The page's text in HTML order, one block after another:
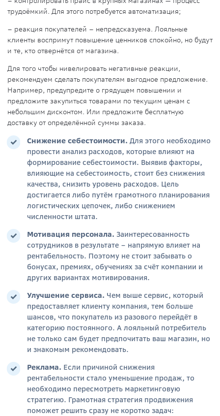
трудоёмкий. Для этого потребуется автоматизация;
– реакция покупателей – непредсказуема. Лояльные
клиенты воспримут повышение ценников спокойно, но будут
и те, кто отвернётся от магазина.
Для того чтобы нивелировать негативные реакции,
рекомендуем сделать покупателям выгодное предложение.
Например, предупредите о грядущем повышении и
предложите закупиться товарами по текущим ценам с
небольшим дисконтом. Или предложите бесплатную
доставку от определённой суммы заказа.
Снижение себестоимости. Для этого необходимо
провести анализ расходов, которые влияют на
формирование себестоимости. Выявив факторы,
влияющие на себестоимость, стоит без снижения
качества, снизить уровень расходов. Цель
достигается либо путём грамотного планирования
логистических цепочек, либо снижением
численности штата.
Мотивация персонала. Заинтересованность
сотрудников в результате – напрямую влияет на
рентабельность. Поэтому не стоит забывать о
бонусах, премиях, обучениях за счёт компании и
других вариантах мотивирования.
Улучшение сервиса. Чем выше сервис, который
предоставляет клиенту компания, тем больше
шансов, что покупатель из разового перейдёт в
категорию постоянного. А лояльный потребитель
не только сам будет предпочитать ваш магазин, но
и знакомым рекомендовать.
Реклама. Если причиной снижения
рентабельности стало уменьшение продаж, то
необходимо пересмотреть маркетинговую
стратегию. Грамотная стратегия продвижения
поможет решить сразу не коротко задач: